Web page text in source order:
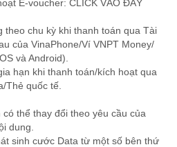
E-voucher: CLICK VÀO ĐÂY
chu kỳ khi thanh toán qua Tài
của VinaPhone/Ví VNPT Money/
và Android).
hạn khi thanh toán/kích hoạt qua
Thẻ quốc tế.
thể thay đổi theo yêu cầu của
dung.
sinh cước Data từ một số bên thứ